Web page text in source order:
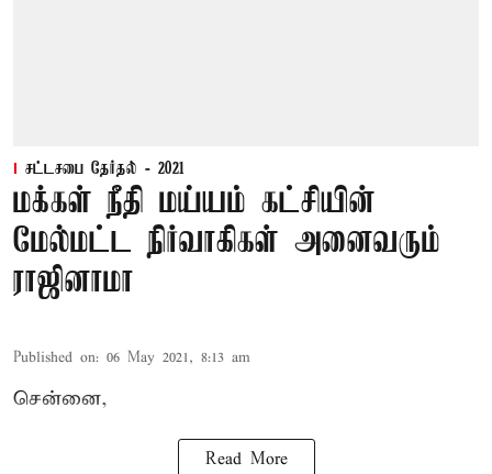
சட்டசபை தேர்தல் - 2021
மக்கள் நீதி மய்யம் கட்சியின்
மேல்மட்ட நிர்வாகிகள் அனைவரும்
ராஜினாமா
Published on: 06 May 2021, 8:13 am
சென்னை,
Read More